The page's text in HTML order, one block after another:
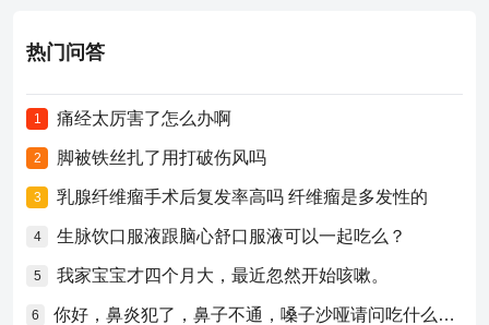
热门问答
1 痛经太厉害了怎么办啊
2 脚被铁丝扎了用打破伤风吗
3 乳腺纤维瘤手术后复发率高吗 纤维瘤是多发性的
4 生脉饮口服液跟脑心舒口服液可以一起吃么？
5 我家宝宝才四个月大，最近忽然开始咳嗽。
6 你好，鼻炎犯了，鼻子不通，嗓子沙哑请问吃什么药比较好？